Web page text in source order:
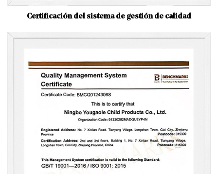
Certificación del sistema de gestión de calidad